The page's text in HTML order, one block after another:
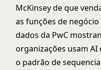
McKinsey de que
as funções de
dados da PwC
organizações usam
o padrão de